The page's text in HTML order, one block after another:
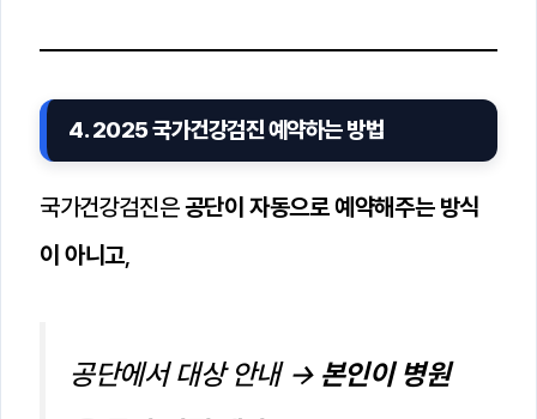
4. 2025 국가건강검진 예약하는 방법
국가건강검진은공단이 자동으로 예약해주는 방식
이 아니고,
공단에서 대상 안내 → 본인이 병원